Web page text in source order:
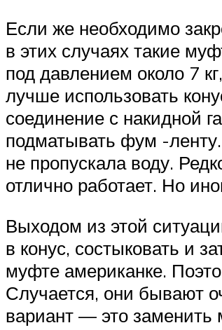
Если же необходимо
в этих случаях такие
под давлением около 7
лучше использовать
соединение с накидной
подматывать фум -
не пропускала воду.
отлично работает. Но
Выходом из этой
в конус, состыковать и
муфте американке.
Случается, они бывают
вариант — это заменить